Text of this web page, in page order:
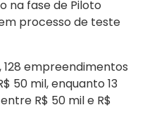
na fase de Piloto
processo de teste
empreendimentos
50 mil, enquanto 13
R$ 50 mil e R$